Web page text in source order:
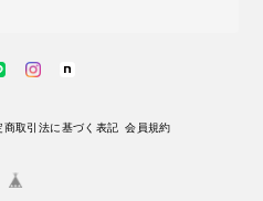
商取引法に基づく表記 会員規約